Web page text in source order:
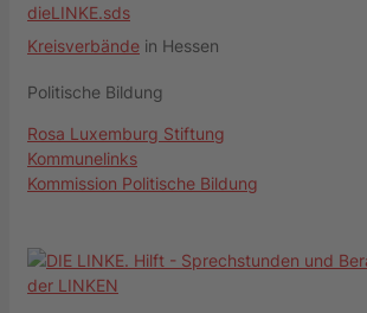
dieLINKE.sds
Kreisverbände in Hessen
Politische Bildung
Rosa Luxemburg Stiftung
Kommunelinks
Kommission Politische Bildung